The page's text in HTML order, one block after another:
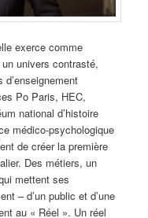
exerce comme
univers contrasté,
Po Paris, HEC,
national d’histoire
médico-psychologique
de créer la première
Des métiers, un
mettent ses
– d’un public et d’une
au « Réel ». Un réel